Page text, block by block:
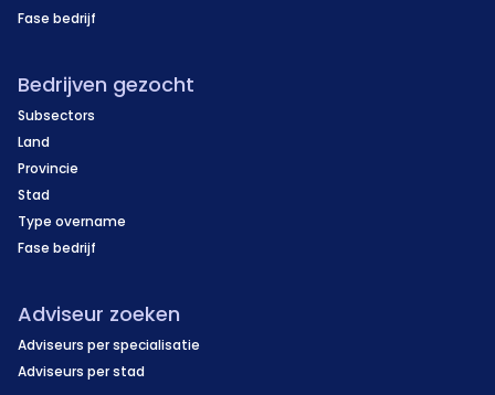
Fase bedrijf
Bedrijven gezocht
Subsectors
Land
Provincie
Stad
Type overname
Fase bedrijf
Adviseur zoeken
Adviseurs per specialisatie
Adviseurs per stad